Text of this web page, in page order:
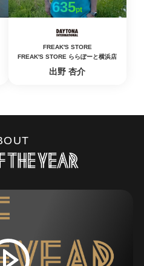
635pt
FREAK'S STORE
FREAK'S STORE ららぽーと横浜店
出野 杏介